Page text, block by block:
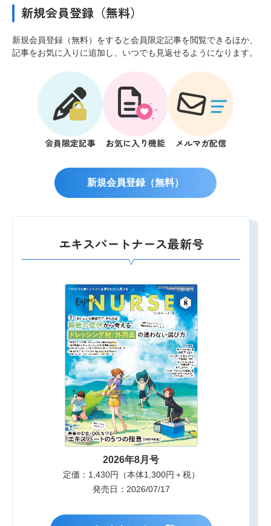
新規会員登録（無料）
新規会員登録（無料）をすると会員限定記事を閲覧できるほか、
記事をお気に入りに追加し、いつでも見返せるようになります。
会員限定記事 お気に入り機能 メルマガ配信
新規会員登録（無料）
エキスパートナース最新号
2026年8月号
定価：1,430円（本体1,300円＋税）
発売日：2026/07/17